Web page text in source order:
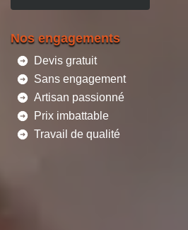
Nos engagements
Devis gratuit
Sans engagement
Artisan passionné
Prix imbattable
Travail de qualité